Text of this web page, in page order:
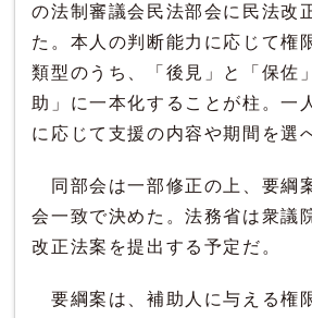
の法制審議会民法部会に民法改
た。本人の判断能力に応じて権
類型のうち、「後見」と「保佐
助」に一本化することが柱。一
に応じて支援の内容や期間を選
同部会は一部修正の上、要綱
会一致で決めた。法務省は衆議
改正法案を提出する予定だ。
要綱案は、補助人に与える権